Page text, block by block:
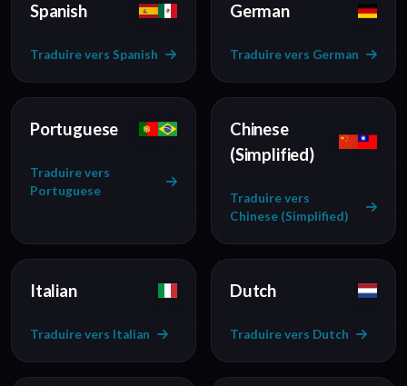
Spanish
Traduire vers Spanish
German
Traduire vers German
Portuguese
Traduire vers
Portuguese
Chinese
(Simplified)
Traduire vers
Chinese (Simplified)
Italian
Traduire vers Italian
Dutch
Traduire vers Dutch